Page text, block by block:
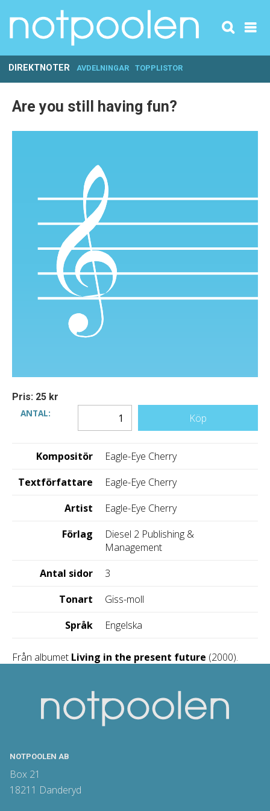
DIREKTNOTER AVDELNINGAR TOPPLISTOR
Are you still having fun?
Pris: 25 kr
ANTAL:
Köp
Kompositör
Eagle-Eye Cherry
Textförfattare
Eagle-Eye Cherry
Artist
Eagle-Eye Cherry
Förlag
Diesel 2 Publishing &
Management
Antal sidor
3
Tonart
Giss-moll
Språk
Engelska
Från albumet Living in the present future (2000).
NOTPOOLEN AB
Box 21
18211 Danderyd